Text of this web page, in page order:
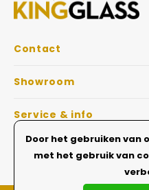
Contact
Showroom
Service & info
Dé Glazen wanden
Door het gebruiken van
met het gebruik van